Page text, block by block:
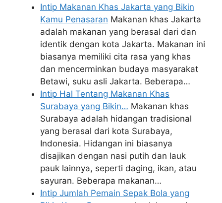
Intip Makanan Khas Jakarta yang Bikin
Kamu Penasaran Makanan khas Jakarta
adalah makanan yang berasal dari dan
identik dengan kota Jakarta. Makanan ini
biasanya memiliki cita rasa yang khas
dan mencerminkan budaya masyarakat
Betawi, suku asli Jakarta. Beberapa…
Intip Hal Tentang Makanan Khas
Surabaya yang Bikin… Makanan khas
Surabaya adalah hidangan tradisional
yang berasal dari kota Surabaya,
Indonesia. Hidangan ini biasanya
disajikan dengan nasi putih dan lauk
pauk lainnya, seperti daging, ikan, atau
sayuran. Beberapa makanan…
Intip Jumlah Pemain Sepak Bola yang